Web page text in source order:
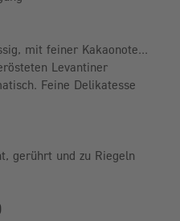
mit feiner Kakaonote...
Levantiner
Feine Delikatesse
gerührt und zu Riegeln